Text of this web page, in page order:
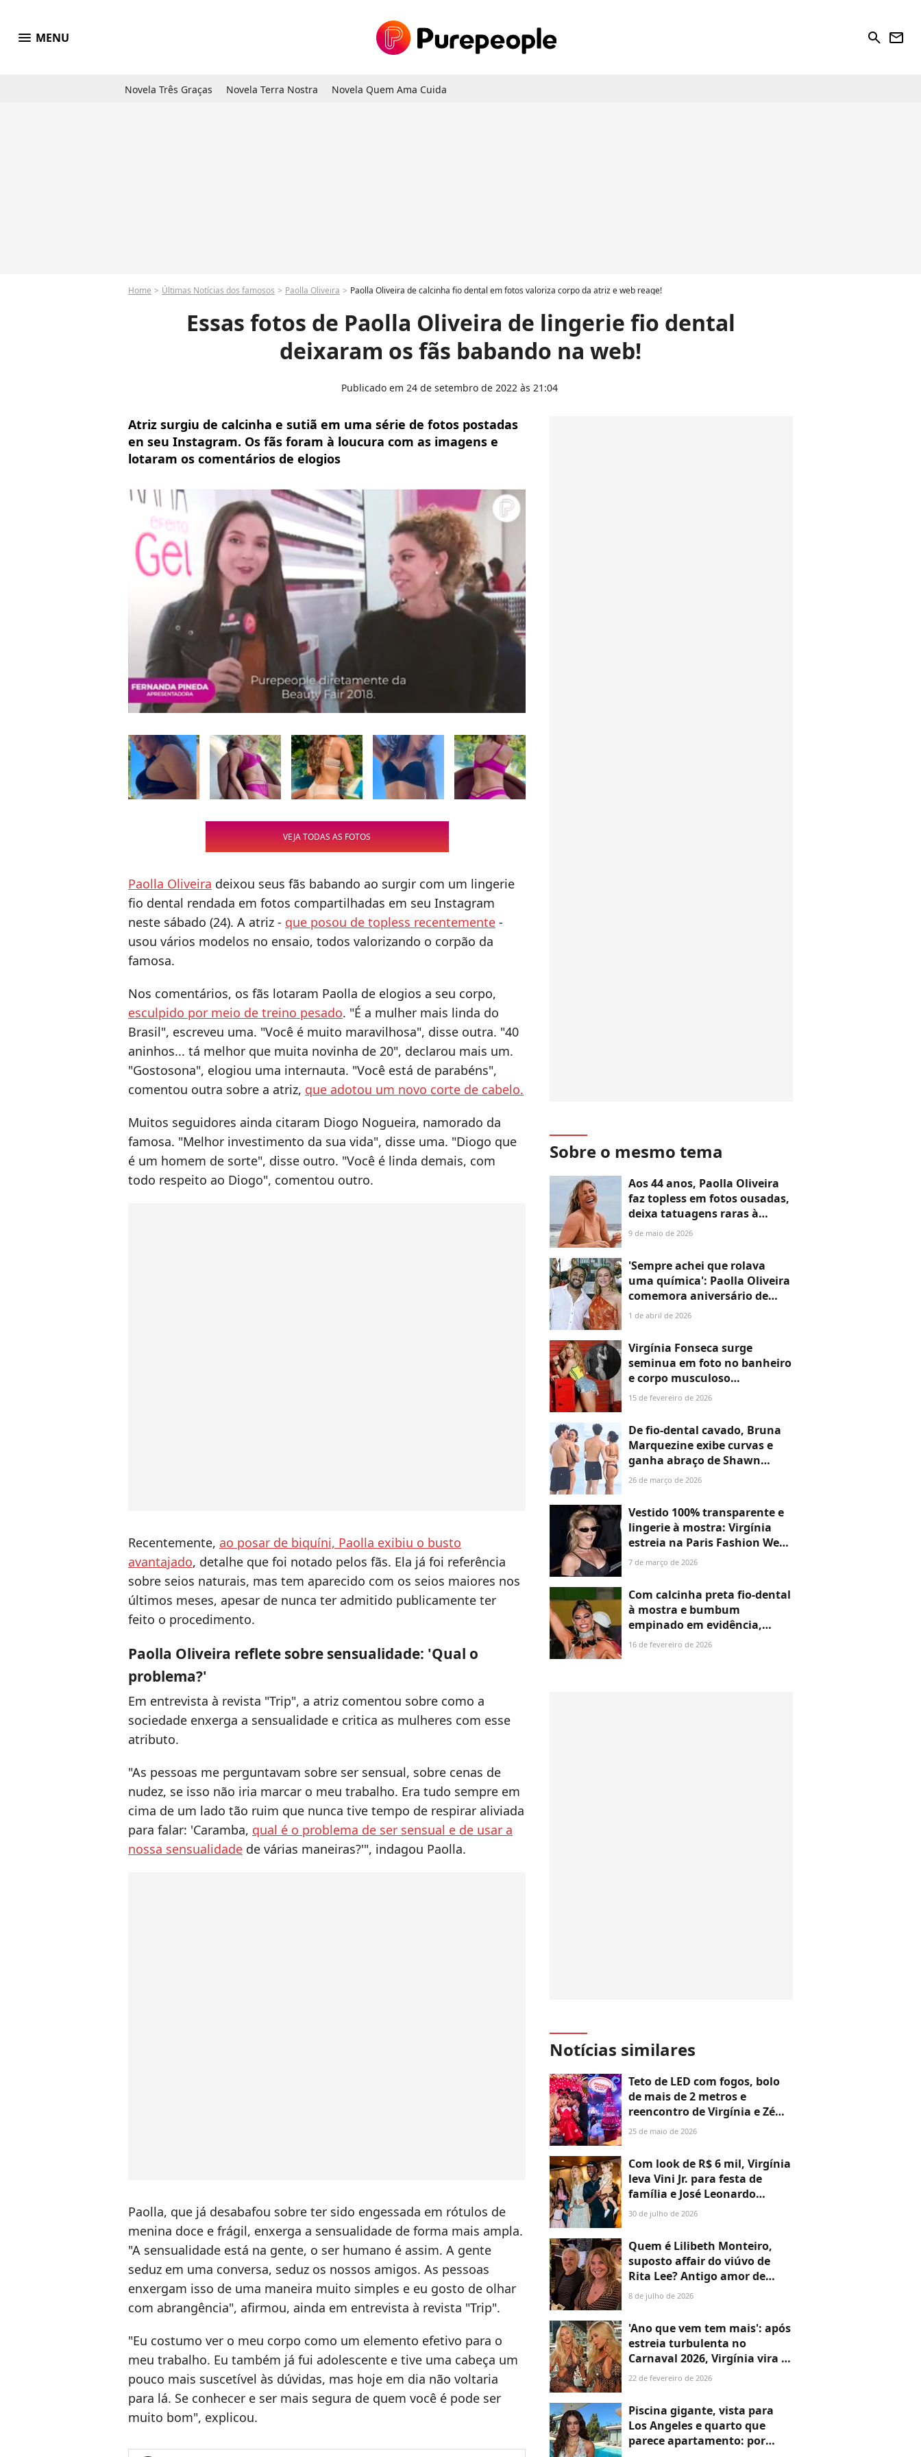
menu MENU search newsletter
Novela Três Graças Novela Terra Nostra Novela Quem Ama Cuida
Home Últimas Notícias dos famosos Paolla Oliveira Paolla Oliveira de calcinha fio dental em fotos valoriza corpo da atriz e web reage!
Essas fotos de Paolla Oliveira de lingerie fio dental
deixaram os fãs babando na web!
Publicado em 24 de setembro de 2022 às 21:04
Atriz surgiu de calcinha e sutiã em uma série de fotos postadas
en seu Instagram. Os fãs foram à loucura com as imagens e
lotaram os comentários de elogios
VEJA TODAS AS FOTOS
Paolla Oliveira deixou seus fãs babando ao surgir com um lingerie
fio dental rendada em fotos compartilhadas em seu Instagram
neste sábado (24). A atriz - que posou de topless recentemente -
usou vários modelos no ensaio, todos valorizando o corpão da
famosa.
Nos comentários, os fãs lotaram Paolla de elogios a seu corpo,
esculpido por meio de treino pesado. "É a mulher mais linda do
Brasil", escreveu uma. "Você é muito maravilhosa", disse outra. "40
aninhos... tá melhor que muita novinha de 20", declarou mais um.
"Gostosona", elogiou uma internauta. "Você está de parabéns",
comentou outra sobre a atriz, que adotou um novo corte de cabelo.
Muitos seguidores ainda citaram Diogo Nogueira, namorado da
famosa. "Melhor investimento da sua vida", disse uma. "Diogo que
é um homem de sorte", disse outro. "Você é linda demais, com
todo respeito ao Diogo", comentou outro.
Recentemente, ao posar de biquíni, Paolla exibiu o busto
avantajado, detalhe que foi notado pelos fãs. Ela já foi referência
sobre seios naturais, mas tem aparecido com os seios maiores nos
últimos meses, apesar de nunca ter admitido publicamente ter
feito o procedimento.
Paolla Oliveira reflete sobre sensualidade: 'Qual o
problema?'
Em entrevista à revista "Trip", a atriz comentou sobre como a
sociedade enxerga a sensualidade e critica as mulheres com esse
atributo.
"As pessoas me perguntavam sobre ser sensual, sobre cenas de
nudez, se isso não iria marcar o meu trabalho. Era tudo sempre em
cima de um lado tão ruim que nunca tive tempo de respirar aliviada
para falar: 'Caramba, qual é o problema de ser sensual e de usar a
nossa sensualidade de várias maneiras?'", indagou Paolla.
Paolla, que já desabafou sobre ter sido engessada em rótulos de
menina doce e frágil, enxerga a sensualidade de forma mais ampla.
"A sensualidade está na gente, o ser humano é assim. A gente
seduz em uma conversa, seduz os nossos amigos. As pessoas
enxergam isso de uma maneira muito simples e eu gosto de olhar
com abrangência", afirmou, ainda em entrevista à revista "Trip".
"Eu costumo ver o meu corpo como um elemento efetivo para o
meu trabalho. Eu também já fui adolescente e tive uma cabeça um
pouco mais suscetível às dúvidas, mas hoje em dia não voltaria
para lá. Se conhecer e ser mais segura de quem você é pode ser
muito bom", explicou.
Sobre o mesmo tema
Aos 44 anos, Paolla Oliveira
faz topless em fotos ousadas,
deixa tatuagens raras à
mostra e web tem melhor
9 de maio de 2026
'Sempre achei que rolava
uma química': Paolla Oliveira
comemora aniversário de
Mestre Fafá, da Grande Rio, e
torcida da web por novo
affair; entenda!
1 de abril de 2026
Virgínia Fonseca surge
seminua em foto no banheiro
e corpo musculoso
impressiona a web. Foto!
15 de fevereiro de 2026
De fio-dental cavado, Bruna
Marquezine exibe curvas e
ganha abraço de Shawn
Mendes em dia de mar no Rio;
momento!
26 de março de 2026
Vestido 100% transparente e
lingerie à mostra: Virgínia
estreia na Paris Fashion Week
em grande estilo e ousadia do
Veja fotos!
7 de março de 2026
Com calcinha preta fio-dental
à mostra e bumbum
empinado em evidência,
Juliana Paes dispensa
16 de fevereiro de 2026
Notícias similares
Teto de LED com fogos, bolo
de mais de 2 metros e
reencontro de Virgínia e Zé
Felipe: os detalhes da festa de
fotos
25 de maio de 2026
Com look de R$ 6 mil, Virgínia
leva Vini Jr. para festa de
família e José Leonardo
ganha colo do 'padrasto'
30 de julho de 2026
Quem é Lilibeth Monteiro,
suposto affair do viúvo de
Rita Lee? Antigo amor de
Roberto de Carvalho foi
teve filha em clínica de Roger
Abdelmassih
8 de julho de 2026
'Ano que vem tem mais': após
estreia turbulenta no
Carnaval 2026, Virgínia vira a
página e surge em look
Campeãs
22 de fevereiro de 2026
Piscina gigante, vista para
Los Angeles e quarto que
parece apartamento: por